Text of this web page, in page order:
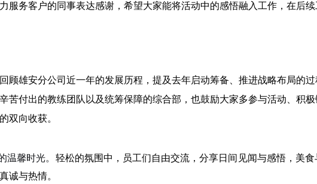
务客户的同事表达感谢，希望大家能将活动中的感悟融入工作，在后续
顾雄安分公司近一年的发展历程，提及去年启动筹备、推进战略布局的
苦付出的教练团队以及统筹保障的综合部，也鼓励大家多参与活动、积
双向收获。
温馨时光。 轻松的氛围中，员工们自由交流，分享日间见闻与感悟，美
诚与热情。